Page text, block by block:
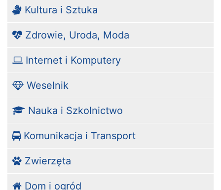
Kultura i Sztuka
Zdrowie, Uroda, Moda
Internet i Komputery
Weselnik
Nauka i Szkolnictwo
Komunikacja i Transport
Zwierzęta
Dom i ogród